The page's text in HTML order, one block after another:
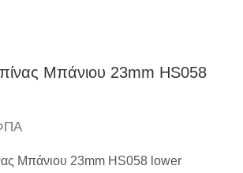
Μπάνιου 23mm HS058
Μπάνιου 23mm HS058 lower